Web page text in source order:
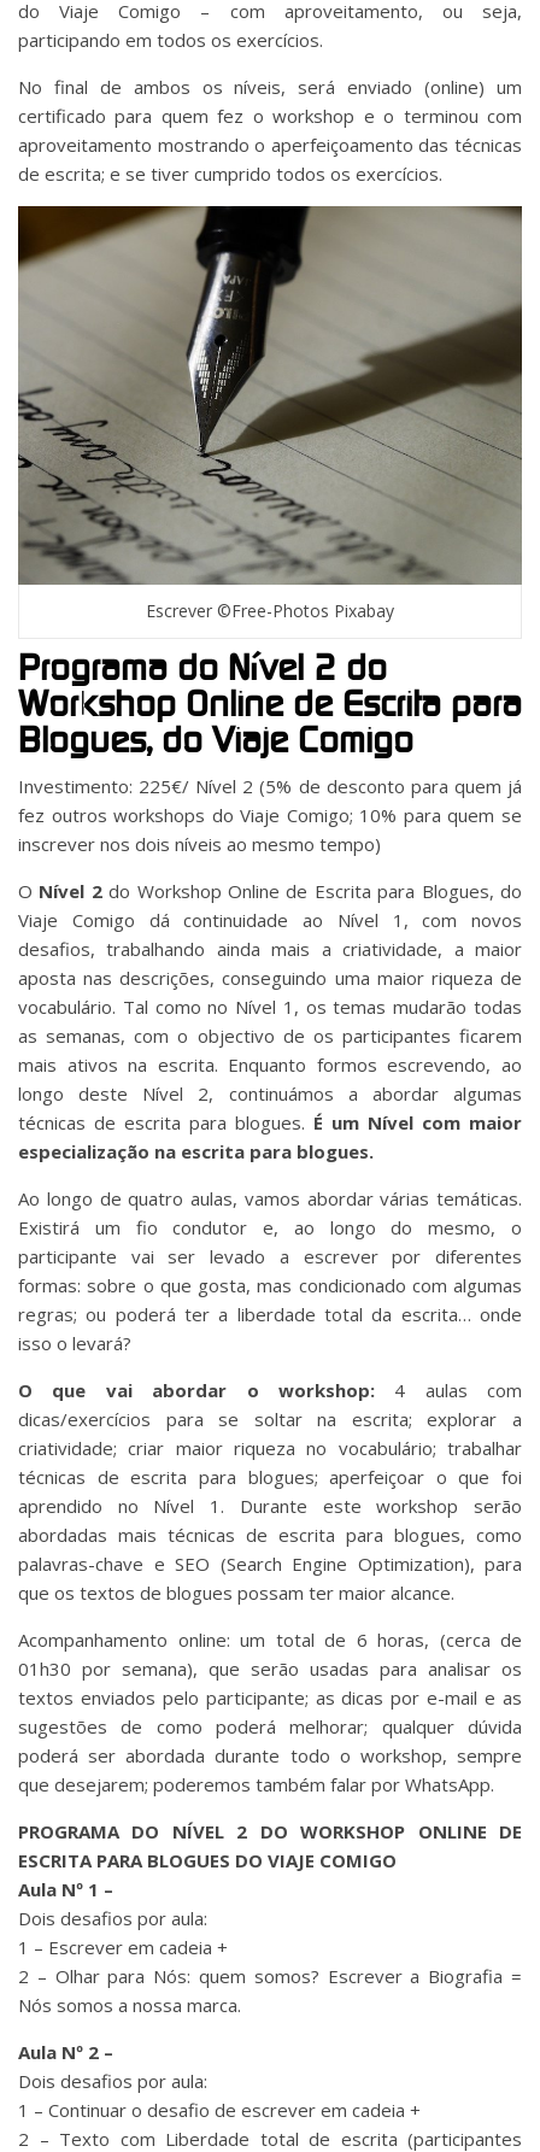
do Viaje Comigo – com aproveitamento, ou seja,
participando em todos os exercícios.
No final de ambos os níveis, será enviado (online) um
certificado para quem fez o workshop e o terminou com
aproveitamento mostrando o aperfeiçoamento das técnicas
de escrita; e se tiver cumprido todos os exercícios.
Escrever ©Free-Photos Pixabay
Programa do Nível 2 do
Workshop Online de Escrita para
Blogues, do Viaje Comigo
Investimento: 225€/ Nível 2 (5% de desconto para quem já
fez outros workshops do Viaje Comigo; 10% para quem se
inscrever nos dois níveis ao mesmo tempo)
O Nível 2do Workshop Online de Escrita para Blogues, do
Viaje Comigo dá continuidade ao Nível 1, com novos
desafios, trabalhando ainda mais a criatividade, a maior
aposta nas descrições, conseguindo uma maior riqueza de
vocabulário. Tal como no Nível 1, os temas mudarão todas
as semanas, com o objectivo de os participantes ficarem
mais ativos na escrita. Enquanto formos escrevendo, ao
longo deste Nível 2, continuámos a abordar algumas
técnicas de escrita para blogues. É um Nível com maior
especialização na escrita para blogues.
Ao longo de quatro aulas, vamos abordar várias temáticas.
Existirá um fio condutor e, ao longo do mesmo, o
participante vai ser levado a escrever por diferentes
formas: sobre o que gosta, mas condicionado com algumas
regras; ou poderá ter a liberdade total da escrita… onde
isso o levará?
O que vai abordar o workshop:4 aulas com
dicas/exercícios para se soltar na escrita; explorar a
criatividade; criar maior riqueza no vocabulário; trabalhar
técnicas de escrita para blogues; aperfeiçoar o que foi
aprendido no Nível 1. Durante este workshop serão
abordadas mais técnicas de escrita para blogues, como
palavras-chave e SEO (Search Engine Optimization), para
que os textos de blogues possam ter maior alcance.
Acompanhamento online: um total de 6 horas, (cerca de
01h30 por semana), que serão usadas para analisar os
textos enviados pelo participante; as dicas por e-mail e as
sugestões de como poderá melhorar; qualquer dúvida
poderá ser abordada durante todo o workshop, sempre
que desejarem; poderemos também falar por WhatsApp.
PROGRAMA DO NÍVEL 2 DO WORKSHOP ONLINE DE
ESCRITA PARA BLOGUES DO VIAJE COMIGO
Aula Nº 1 –
Dois desafios por aula:
1 – Escrever em cadeia +
2 – Olhar para Nós: quem somos? Escrever a Biografia =
Nós somos a nossa marca.
Aula Nº 2 –
Dois desafios por aula:
1 – Continuar o desafio de escrever em cadeia +
2 – Texto com Liberdade total de escrita (participantes